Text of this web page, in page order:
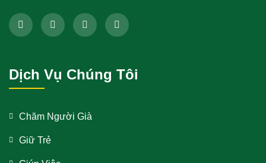
Dịch Vụ Chúng Tôi
Chăm Người Già
Giữ Trẻ